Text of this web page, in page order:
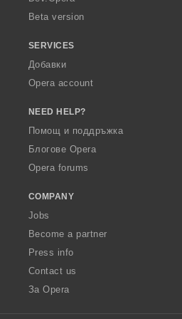
Beta version
SERVICES
Добавки
Opera account
NEED HELP?
Помощ и поддръжка
Блогове Opera
Opera forums
COMPANY
Jobs
Become a partner
Press info
Contact us
За Opera